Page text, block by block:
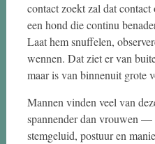
contact zoekt zal dat
een hond die continu
Laat hem snuffelen,
wennen. Dat ziet er van
maar is van binnenuit grote
Mannen vinden veel van
spannender dan vrouwen
stemgeluid, postuur en